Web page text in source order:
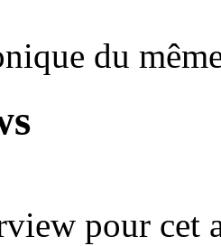
du
pour cet